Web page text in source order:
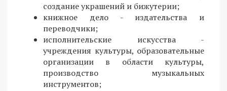
создание украшений и бижутерии;
книжное дело - издательства и
переводчики;
исполнительские искусства -
учреждения культуры, образовательные
организации в области культуры,
производство музыкальных
инструментов;